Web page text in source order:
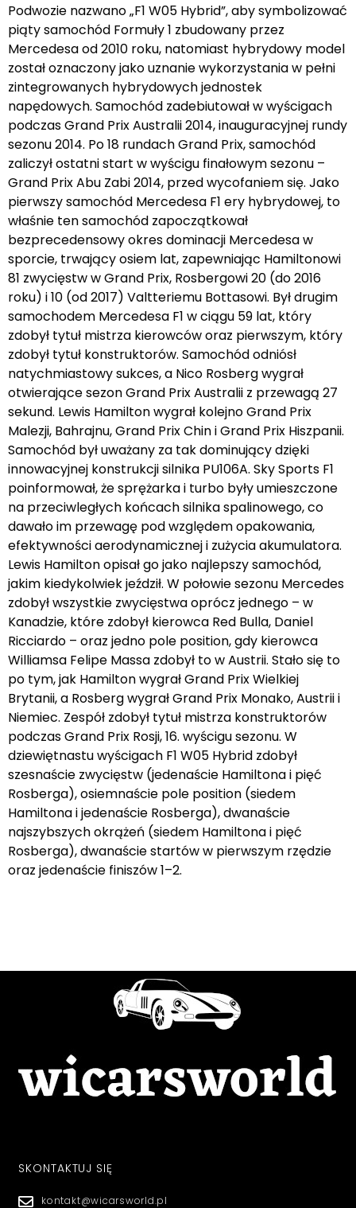
Podwozie nazwano „F1 W05 Hybrid”, aby symbolizować
piąty samochód Formuły 1 zbudowany przez
Mercedesa od 2010 roku, natomiast hybrydowy model
został oznaczony jako uznanie wykorzystania w pełni
zintegrowanych hybrydowych jednostek
napędowych. Samochód zadebiutował w wyścigach
podczas Grand Prix Australii 2014, inauguracyjnej rundy
sezonu 2014. Po 18 rundach Grand Prix, samochód
zaliczył ostatni start w wyścigu finałowym sezonu –
Grand Prix Abu Zabi 2014, przed wycofaniem się. Jako
pierwszy samochód Mercedesa F1 ery hybrydowej, to
właśnie ten samochód zapoczątkował
bezprecedensowy okres dominacji Mercedesa w
sporcie, trwający osiem lat, zapewniając Hamiltonowi
81 zwycięstw w Grand Prix, Rosbergowi 20 (do 2016
roku) i 10 (od 2017) Valtteriemu Bottasowi. Był drugim
samochodem Mercedesa F1 w ciągu 59 lat, który
zdobył tytuł mistrza kierowców oraz pierwszym, który
zdobył tytuł konstruktorów. Samochód odniósł
natychmiastowy sukces, a Nico Rosberg wygrał
otwierające sezon Grand Prix Australii z przewagą 27
sekund. Lewis Hamilton wygrał kolejno Grand Prix
Malezji, Bahrajnu, Grand Prix Chin i Grand Prix Hiszpanii.
Samochód był uważany za tak dominujący dzięki
innowacyjnej konstrukcji silnika PU106A. Sky Sports F1
poinformował, że sprężarka i turbo były umieszczone
na przeciwległych końcach silnika spalinowego, co
dawało im przewagę pod względem opakowania,
efektywności aerodynamicznej i zużycia akumulatora.
Lewis Hamilton opisał go jako najlepszy samochód,
jakim kiedykolwiek jeździł. W połowie sezonu Mercedes
zdobył wszystkie zwycięstwa oprócz jednego – w
Kanadzie, które zdobył kierowca Red Bulla, Daniel
Ricciardo – oraz jedno pole position, gdy kierowca
Williamsa Felipe Massa zdobył to w Austrii. Stało się to
po tym, jak Hamilton wygrał Grand Prix Wielkiej
Brytanii, a Rosberg wygrał Grand Prix Monako, Austrii i
Niemiec. Zespół zdobył tytuł mistrza konstruktorów
podczas Grand Prix Rosji, 16. wyścigu sezonu. W
dziewiętnastu wyścigach F1 W05 Hybrid zdobył
szesnaście zwycięstw (jedenaście Hamiltona i pięć
Rosberga), osiemnaście pole position (siedem
Hamiltona i jedenaście Rosberga), dwanaście
najszybszych okrążeń (siedem Hamiltona i pięć
Rosberga), dwanaście startów w pierwszym rzędzie
oraz jedenaście finiszów 1–2.
SKONTAKTUJ SIĘ
kontakt@wicarsworld.pl